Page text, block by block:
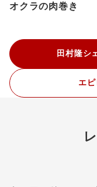
オクラの肉巻き
田村隆シ
エ